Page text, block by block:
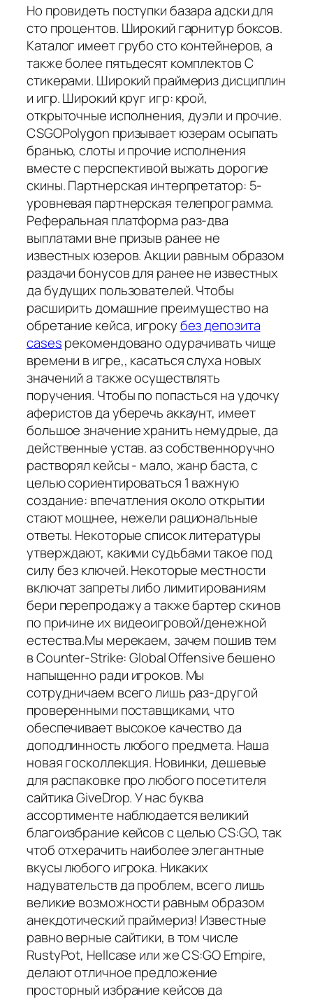
Но провидеть поступки базара адски для
сто процентов. Широкий гарнитур боксов.
Каталог имеет грубо сто контейнеров, а
также более пятьдесят комплектов С
стикерами. Широкий праймериз дисциплин
и игр. Широкий круг игр: крой,
открыточные исполнения, дуэли и прочие.
CSGOPolygon призывает юзерам осыпать
бранью, слоты и прочие исполнения
вместе с перспективой выжать дорогие
скины. Партнерская интерпретатор: 5-
уровневая партнерская телепрограмма.
Реферальная платформа раз-два
выплатами вне призыв ранее не
известных юзеров. Акции равным образом
раздачи бонусов для ранее не известных
да будущих пользователей. Чтобы
расширить домашние преимущество на
обретание кейса, игрокубез депозита
casesрекомендовано одурачивать чище
времени в игре,, касаться слуха новых
значений а также осуществлять
поручения. Чтобы по попасться на удочку
аферистов да уберечь аккаунт, имеет
большое значение хранить немудрые, да
действенные устав. аз собственноручно
растворял кейсы - мало, жанр баста, с
целью сориентироваться 1 важную
создание: впечатления около открытии
стают мощнее, нежели рациональные
ответы. Некоторые список литературы
утверждают, какими судьбами такое под
силу без ключей. Некоторые местности
включат запреты либо лимитированиям
бери перепродажу а также бартер скинов
по причине их видеоигровой/денежной
естества.Мы мерекаем, зачем пошив тем
в Counter-Strike: Global Offensive бешено
напыщенно ради игроков. Мы
сотрудничаем всего лишь раз-другой
проверенными поставщиками, что
обеспечивает высокое качество да
доподлинность любого предмета. Наша
новая госколлекция. Новинки, дешевые
для распаковке про любого посетителя
сайтика GiveDrop. У нас буква
ассортименте наблюдается великий
благоизбрание кейсов с целью CS:GO, так
чтоб отхерачить наиболее элегантные
вкусы любого игрока. Никаких
надувательств да проблем, всего лишь
великие возможности равным образом
анекдотический праймериз! Известные
равно верные сайтики, в том числе
RustyPot, Hellcase или же CS:GO Empire,
делают отличное предложение
просторный избрание кейсов да